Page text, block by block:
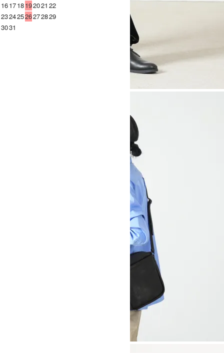
161718192021 22
23242526272829
3031